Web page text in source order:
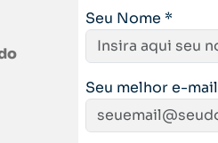
Seu Nome *
Seu melhor e-mail